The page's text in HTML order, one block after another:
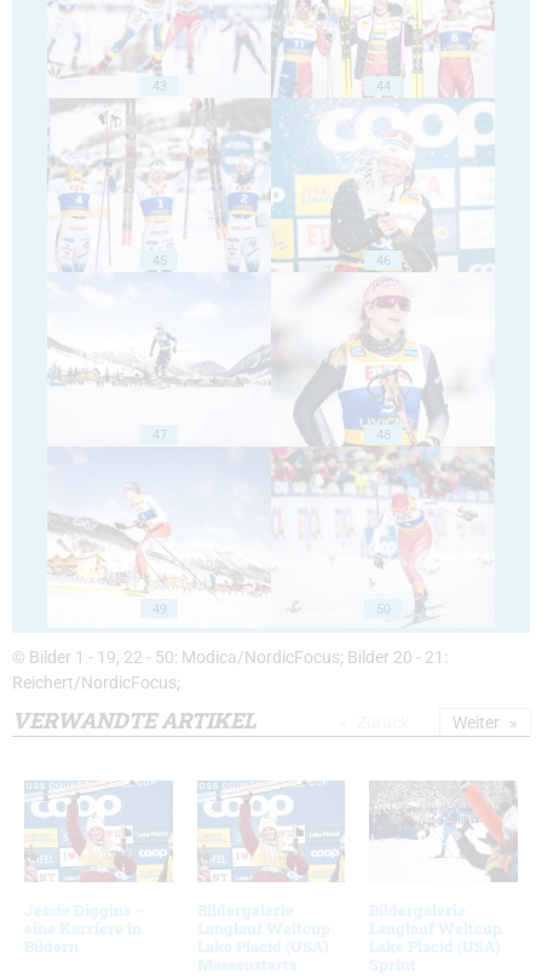
43 44
45 46
47 48
49 50
© Bilder 1 - 19, 22 - 50: Modica/NordicFocus; Bilder 20 - 21:
Reichert/NordicFocus;
VERWANDTE ARTIKEL
Jessie Diggins –
eine Karriere in
Bildern
Bildergalerie
Langlauf Weltcup
Lake Placid (USA)
Massenstarts
Bildergalerie
Langlauf Weltcup
Lake Placid (USA)
Sprint
Weiter